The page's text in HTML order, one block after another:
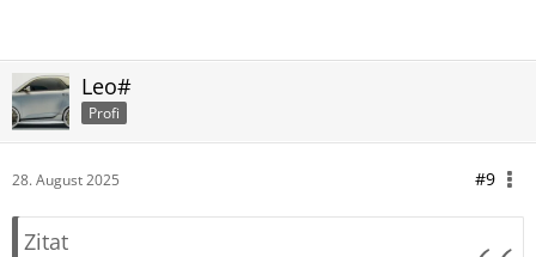
Leo#
Profi
28. August 2025 #9
Zitat